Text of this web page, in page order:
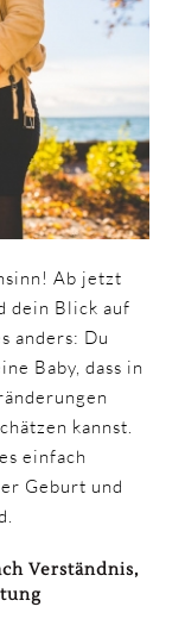
Ab jetzt
dein Blick auf
anders: Du
Baby, dass in
kannst.
einfach
Geburt und
Verständnis,